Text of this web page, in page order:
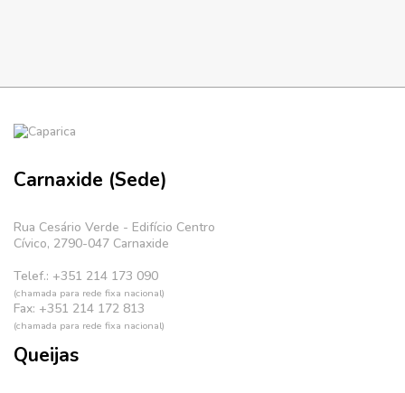
Carnaxide (Sede)
Rua Cesário Verde - Edifício Centro
Cívico, 2790-047 Carnaxide
Telef.: +351 214 173 090
(chamada para rede fixa nacional)
Fax: +351 214 172 813
(chamada para rede fixa nacional)
Queijas